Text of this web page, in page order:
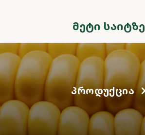
ᲛᲔᲢᲘ ᲡᲐᲘᲢᲖᲔ
ᲞᲠᲝᲓᲣᲥᲪᲘᲐ